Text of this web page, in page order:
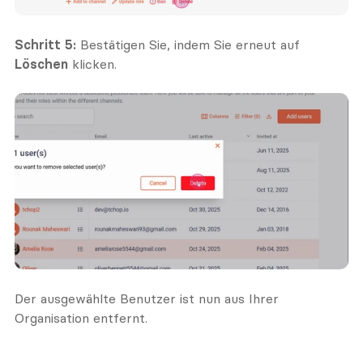
Schritt 5:
Löschen klicken.
Der ausgewählte Benutzer ist nun aus Ihrer
Organisation entfernt.